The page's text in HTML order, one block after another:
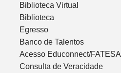
Biblioteca Virtual
Biblioteca
Egresso
Banco de Talentos
Acesso Educonnect/FATESA
Consulta de Veracidade